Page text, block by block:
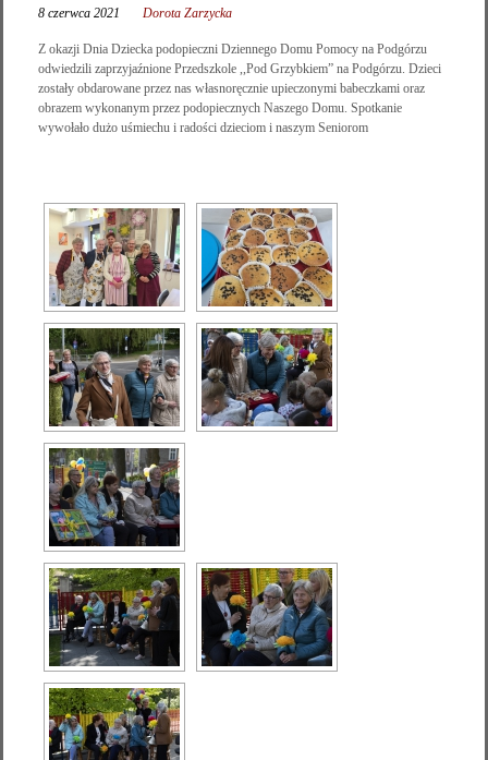
8 czerwca 2021 Dorota Zarzycka
Z okazji Dnia Dziecka podopieczni Dziennego Domu Pomocy na Podgórzu
odwiedzili zaprzyjaźnione Przedszkole ,,Pod Grzybkiem” na Podgórzu. Dzieci
zostały obdarowane przez nas własnoręcznie upieczonymi babeczkami oraz
obrazem wykonanym przez podopiecznych Naszego Domu. Spotkanie
wywołało dużo uśmiechu i radości dzieciom i naszym Seniorom